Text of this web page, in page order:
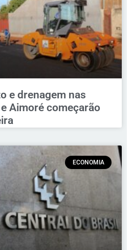
e drenagem nas
Aimoré começarão
ECONOMIA